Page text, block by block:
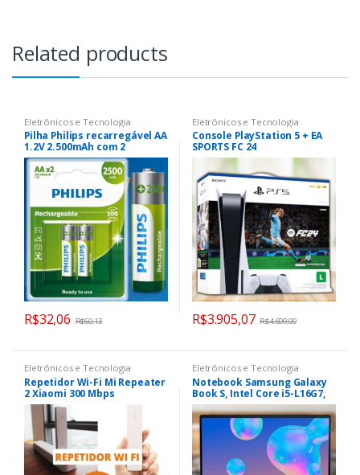
Related products
Eletrônicos e Tecnologia
Pilha Philips recarregável AA
1.2V 2.500mAh com 2
unidades R6B2RTU25/59
R$32,06 R$60,13
Eletrônicos e Tecnologia
Console PlayStation 5 + EA
SPORTS FC 24
R$3.905,07 R$4.699,00
Eletrônicos e Tecnologia
Repetidor Wi-Fi Mi Repeater
2 Xiaomi 300 Mbps
XM323BRA-R
Eletrônicos e Tecnologia
Notebook Samsung Galaxy
Book S, Intel Core i5-L16G7,
8GB RAM, SSD 256GB, 13.3 Full
HD, Windows 11 – NP767XCM-
K03BR